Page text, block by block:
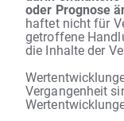
oder Prognose
haftet nicht für
getroffene
die Inhalte der
Vergangenheit